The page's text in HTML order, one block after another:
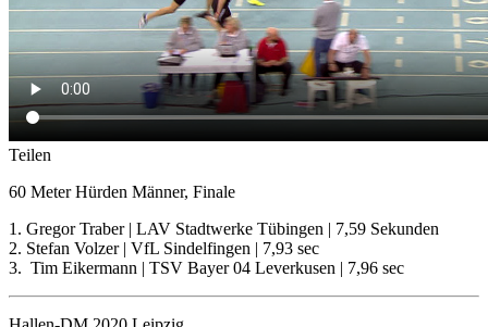
Teilen
60 Meter Hürden Männer, Finale
1. Gregor Traber | LAV Stadtwerke Tübingen | 7,59 Sekunden
2. Stefan Volzer | VfL Sindelfingen | 7,93 sec
3. Tim Eikermann | TSV Bayer 04 Leverkusen | 7,96 sec